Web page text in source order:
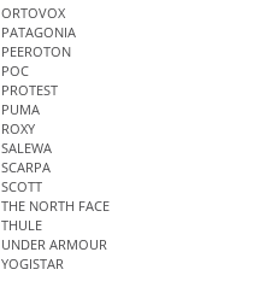
ORTOVOX
PATAGONIA
PEEROTON
POC
PROTEST
PUMA
ROXY
SALEWA
SCARPA
SCOTT
THE NORTH FACE
THULE
UNDER ARMOUR
YOGISTAR